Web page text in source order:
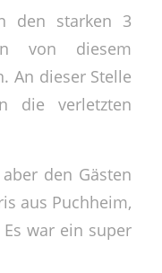
den starken 3
von diesem
An dieser Stelle
die verletzten
den Gästen
aus Puchheim,
war ein super